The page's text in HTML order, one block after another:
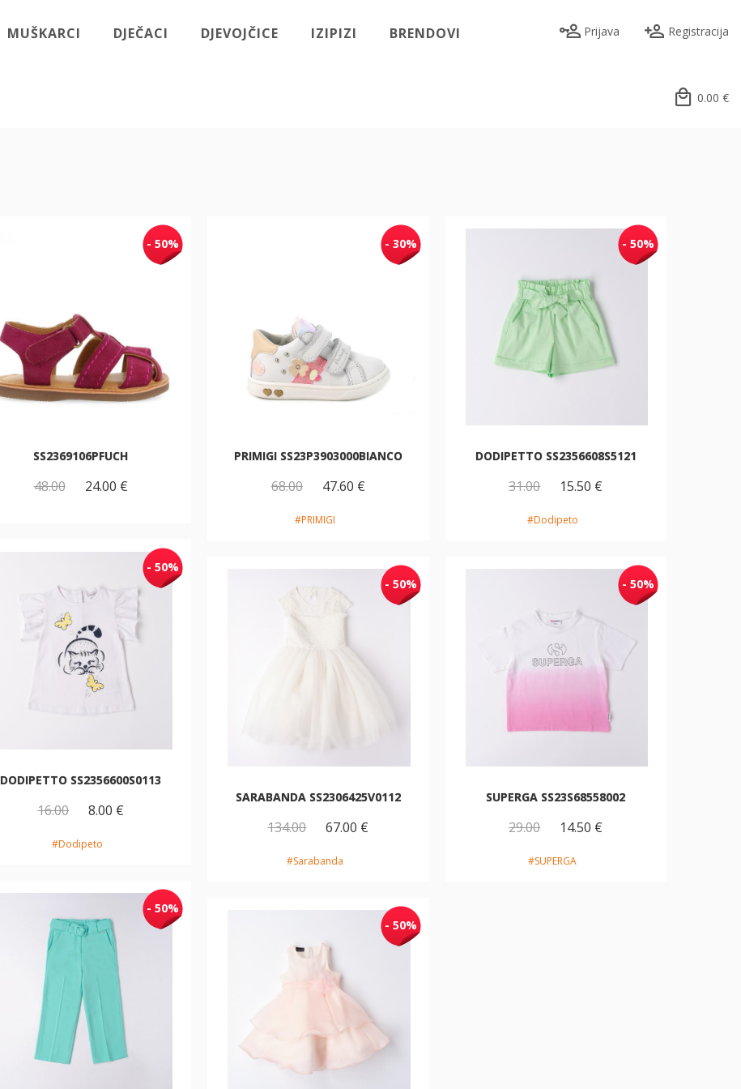
MUŠKARCI DJEČACI DJEVOJČICE IZIPIZI BRENDOVI Registracija
Prijava
0.00 €
- 50%
SS2369106PFUCH
48.00 24.00 €
- 30%
PRIMIGI SS23P3903000BIANCO
68.00 47.60 €
#PRIMIGI
- 50%
DODIPETTO SS2356608S5121
31.00 15.50 €
#Dodipeto
- 50%
DODIPETTO SS2356600S0113
16.00 8.00 €
#Dodipeto
- 50%
SARABANDA SS2306425V0112
134.00 67.00 €
#Sarabanda
- 50%
SUPERGA SS23S68558002
29.00 14.50 €
#SUPERGA
- 50%
- 50%